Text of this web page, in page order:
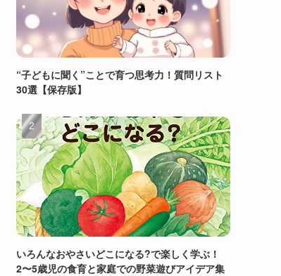
“子どもに聞く”ことで育つ思考力！質問リスト
30選【保存版】
いろんなおやさいどこになる?で楽しく学ぶ！
2〜5歳児の食育と家庭での野菜遊びアイデア集